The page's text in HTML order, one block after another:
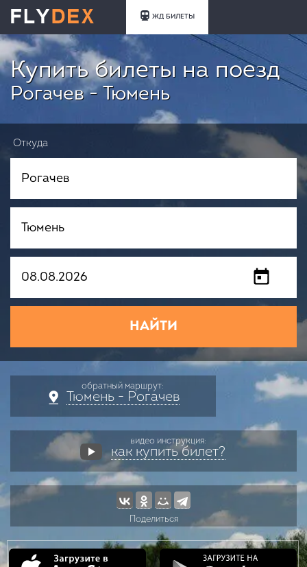
ЖД БИЛЕТЫ
Купить билеты на поезд
Рогачев - Тюмень
Откуда
НАЙТИ
обратный маршрут:
Тюмень - Рогачев
видео инструкция:
как купить билет?
Поделиться